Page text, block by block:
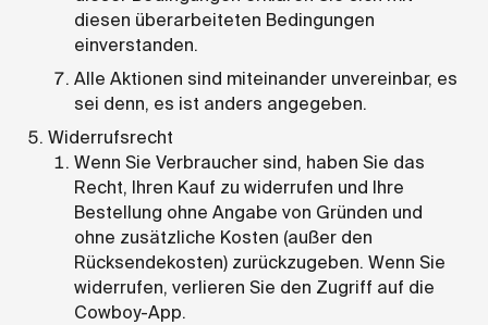
diesen überarbeiteten Bedingungen
einverstanden.
Alle Aktionen sind miteinander unvereinbar, es
sei denn, es ist anders angegeben.
Widerrufsrecht
Wenn Sie Verbraucher sind, haben Sie das
Recht, Ihren Kauf zu widerrufen und Ihre
Bestellung ohne Angabe von Gründen und
ohne zusätzliche Kosten (außer den
Rücksendekosten) zurückzugeben. Wenn Sie
widerrufen, verlieren Sie den Zugriff auf die
Cowboy-App.